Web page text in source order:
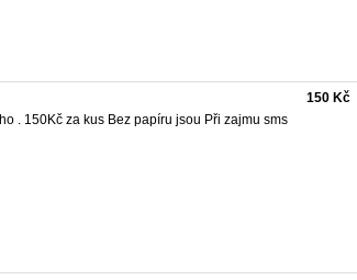
. 150Kč za kus Bez papíru jsou Při zajmu sms
150 Kč